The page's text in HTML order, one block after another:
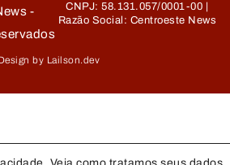
-
CNPJ: 58.131.057/0001-00 |
Razão Social: Centroeste News
by Lailson.dev